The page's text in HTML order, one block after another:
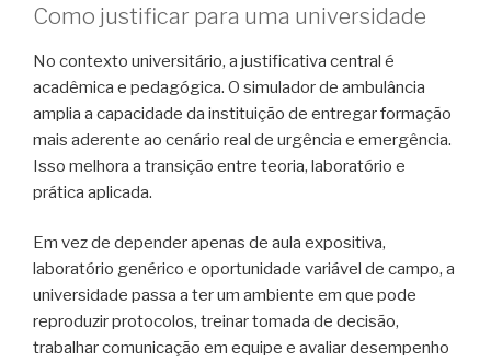
Como justificar para uma universidade
No contexto universitário, a justificativa central é
acadêmica e pedagógica. O simulador de ambulância
amplia a capacidade da instituição de entregar formação
mais aderente ao cenário real de urgência e emergência.
Isso melhora a transição entre teoria, laboratório e
prática aplicada.
Em vez de depender apenas de aula expositiva,
laboratório genérico e oportunidade variável de campo, a
universidade passa a ter um ambiente em que pode
reproduzir protocolos, treinar tomada de decisão,
trabalhar comunicação em equipe e avaliar desempenho